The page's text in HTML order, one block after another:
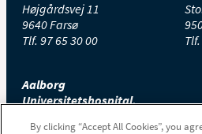
Højgårdsvej 11
9640 Farsø
Tlf. 97 65 30 00
Tlf.
Aalborg
Universitetshospital,
By clicking “Accept All Cookies”, you